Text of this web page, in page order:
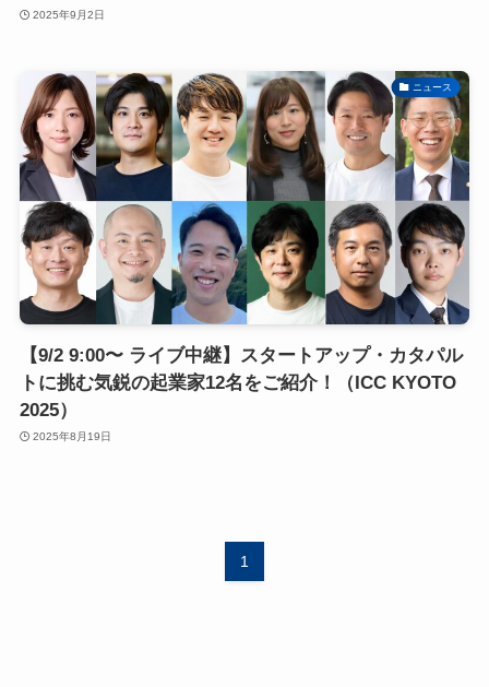
2025年9月2日
ニュース
【9/2 9:00〜 ライブ中継】スタートアップ・カタパル
トに挑む気鋭の起業家12名をご紹介！（ICC KYOTO
2025）
2025年8月19日
1